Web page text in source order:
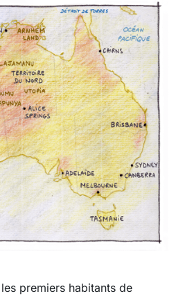
premiers habitants de